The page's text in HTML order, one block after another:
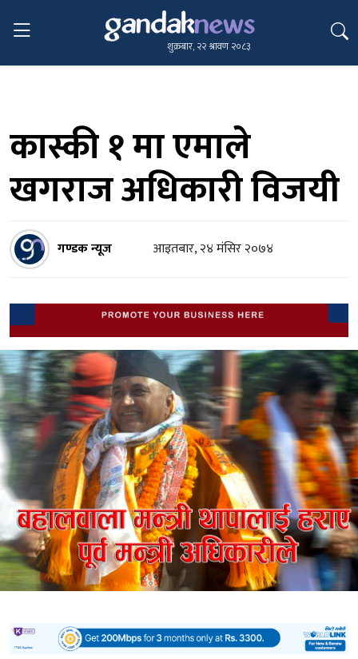
शुक्रबार, २२ श्रावण २०८३
कास्की १ मा एमाले
खगराज अधिकारी विजयी
गण्डक न्यूज आइतबार, २४ मंसिर २०७४